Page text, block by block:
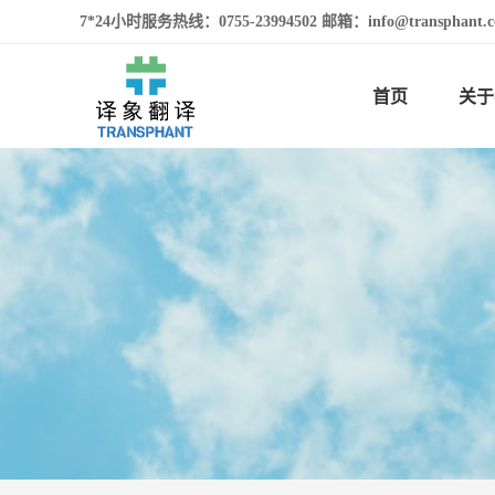
7*24小时服务热线：0755-23994502 邮箱：
首页 关